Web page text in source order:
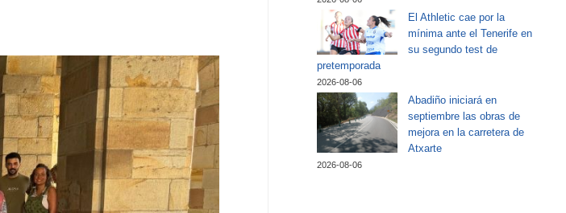
El Athletic cae por la
mínima ante el Tenerife en
su segundo test de
pretemporada
2026-08-06
Abadiño iniciará en
septiembre las obras de
mejora en la carretera de
Atxarte
2026-08-06